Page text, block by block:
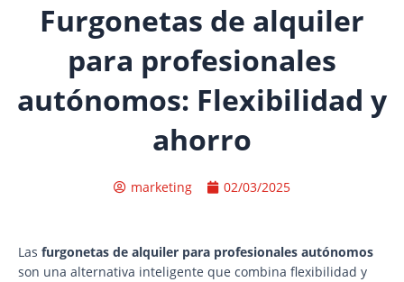
Furgonetas de alquiler
para profesionales
autónomos: Flexibilidad y
ahorro
marketing 02/03/2025
Las furgonetas de alquiler para profesionales autónomos
son una alternativa inteligente que combina flexibilidad y